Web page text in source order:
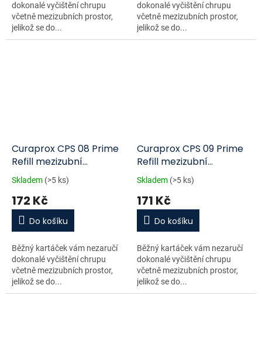
dokonalé vyčištění chrupu
včetně mezizubních prostor,
jelikož se do...
dokonalé vyčištění chrupu
včetně mezizubních prostor,
jelikož se do...
Curaprox CPS 08 Prime
Refill mezizubní
kartáčky 8 ks blistr
Skladem (>5 ks)
172 Kč
Do košíku
Běžný kartáček vám nezaručí
dokonalé vyčištění chrupu
včetně mezizubních prostor,
jelikož se do...
Curaprox CPS 09 Prime
Refill mezizubní
kartáčky 8 ks blistr
Skladem (>5 ks)
171 Kč
Do košíku
Běžný kartáček vám nezaručí
dokonalé vyčištění chrupu
včetně mezizubních prostor,
jelikož se do...